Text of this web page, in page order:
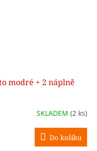
modré + 2 náplně
SKLADEM (2 ks)
Do košíku